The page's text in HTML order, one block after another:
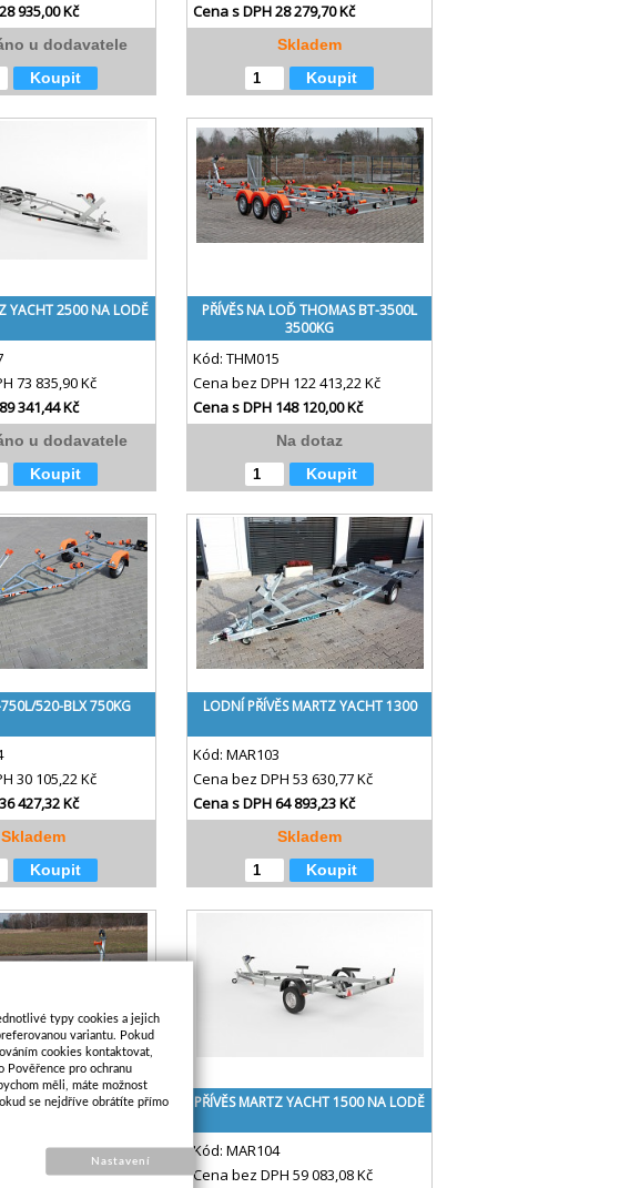
28 935,00 Kč
u dodavatele
Koupit
Cena s DPH28 279,70 Kč
Skladem
Koupit
YACHT 2500 NA LODĚ
73 835,90 Kč
89 341,44 Kč
u dodavatele
Koupit
PŘÍVĚS NA LOĎ THOMAS BT-3500L
3500KG
Kód: THM015
Cena bez DPH 122 413,22 Kč
Cena s DPH 148 120,00 Kč
Na dotaz
Koupit
750L/520-BLX 750KG
30 105,22 Kč
36 427,32 Kč
Skladem
Koupit
LODNÍ PŘÍVĚS MARTZ YACHT 1300
Kód: MAR103
Cena bez DPH 53 630,77 Kč
Cena s DPH64 893,23 Kč
Skladem
Koupit
THOMAS BT-1500L
63 249,22 Kč
PŘÍVĚS MARTZ YACHT 1500 NA LODĚ
Kód: MAR104
Cena bez DPH 59 083,08 Kč
typy cookies a jejich
variantu. Pokud
cookies kontaktovat,
Pověřence pro ochranu
měli, máte možnost
se nejdříve obrátíte přímo
Nastavení